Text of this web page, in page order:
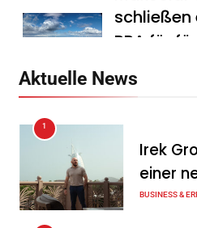
PPA für
Tanja Schiller
zweiten
Aktuelle News
1
Irek
einer
von
BUSINESS &